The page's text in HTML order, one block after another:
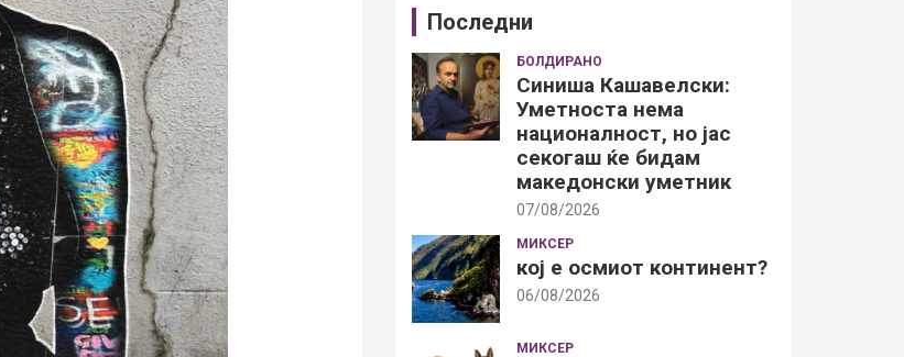
Последни
БОЛДИРАНО
Синиша Кашавелски:
Уметноста нема
националност, но јас
секогаш ќе бидам
македонски уметник
07/08/2026
МИКСЕР
кој е осмиот континент?
06/08/2026
МИКСЕР